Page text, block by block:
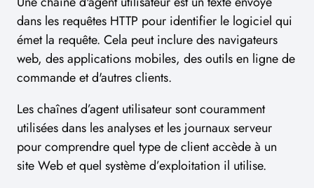
dans les requêtes HTTP pour identifier le logiciel qui
émet la requête. Cela peut inclure des navigateurs
web, des applications mobiles, des outils en ligne de
commande et d'autres clients.
Les chaînes d’agent utilisateur sont couramment
utilisées dans les analyses et les journaux serveur
pour comprendre quel type de client accède à un
site Web et quel système d’exploitation il utilise.